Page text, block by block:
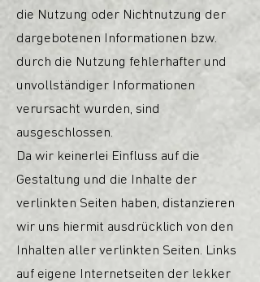
die Nutzung oder Nichtnutzung der
dargebotenen Informationen bzw.
durch die Nutzung fehlerhafter und
unvollständiger Informationen
verursacht wurden, sind
ausgeschlossen.
Da wir keinerlei Einfluss auf die
Gestaltung und die Inhalte der
verlinkten Seiten haben, distanzieren
wir uns hiermit ausdrücklich von den
Inhalten aller verlinkten Seiten. Links
auf eigene Internetseiten der lekker